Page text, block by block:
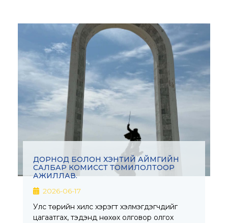
ДОРНОД БОЛОН ХЭНТИЙ АЙМГИЙН
САЛБАР КОМИССТ ТОМИЛОЛТООР
АЖИЛЛАВ.
2026-06-17
Улс төрийн хилс хэрэгт хэлмэгдэгчдийг
цагаатгах, тэдэнд нөхөх олговор олгох